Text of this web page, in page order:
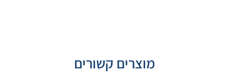
מוצרים קשורים